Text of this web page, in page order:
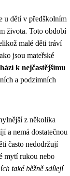
u dětí v předškolním
života. Toto období
malé děti tráví
jsou mateřské
k nejčastějšímu
a podzimních
z několika
a nemá dostatečnou
často nedodržují
mytí rukou nebo
také běžně sdílejí